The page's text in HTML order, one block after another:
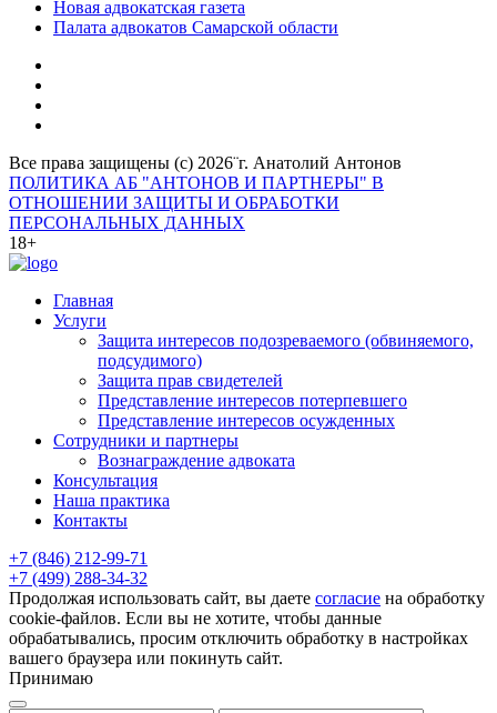
Новая адвокатская газета
Палата адвокатов Самарской области
Все права защищены (с) 2026¨г. Анатолий Антонов
ПОЛИТИКА АБ "АНТОНОВ И ПАРТНЕРЫ" В
ОТНОШЕНИИ ЗАЩИТЫ И ОБРАБОТКИ
ПЕРСОНАЛЬНЫХ ДАННЫХ
18+
Главная
Услуги
Защита интересов подозреваемого (обвиняемого,
подсудимого)
Защита прав свидетелей
Представление интересов потерпевшего
Представление интересов осужденных
Сотрудники и партнеры
Вознаграждение адвоката
Консультация
Наша практика
Контакты
+7 (846) 212-99-71
+7 (499) 288-34-32
Продолжая использовать сайт, вы даете согласие на обработку
cookie-файлов. Если вы не хотите, чтобы данные
обрабатывались, просим отключить обработку в настройках
вашего браузера или покинуть сайт.
Принимаю